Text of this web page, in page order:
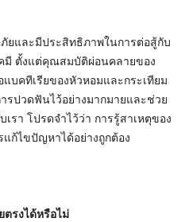
ยและมีประสิทธิภาพในการต่อสู้กับ
มี ตั้งแต่คุณสมบัติผ่อนคลายของ
บคทีเรียของหัวหอมและกระเทียม
รปวดฟันไว้อย่างมากมายและช่วย
รา โปรดจำไว้ว่า การรู้สาเหตุของ
ก้ไขปัญหาได้อย่างถูกต้อง
รงได้หรือไม่